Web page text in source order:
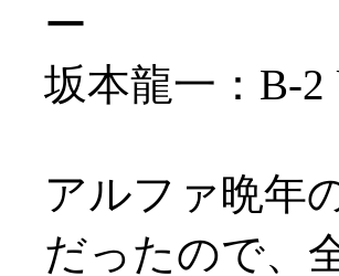
ー
坂本龍一：B-
アルファ晩年
だったので、